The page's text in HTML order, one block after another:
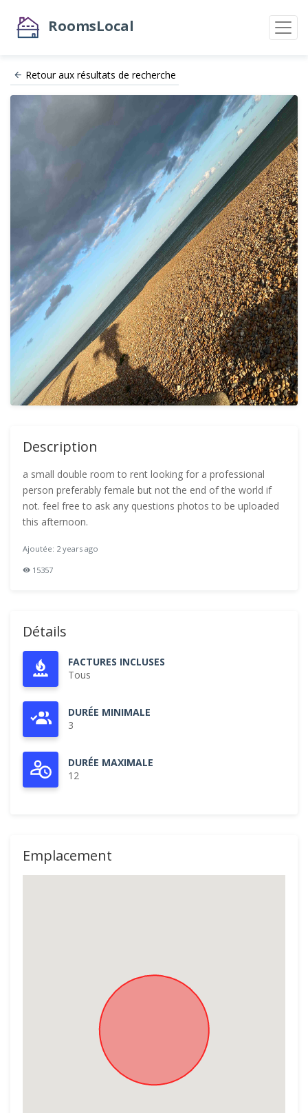
RoomsLocal
Retour aux résultats de recherche
Description
a small double room to rent looking for a professional
person preferably female but not the end of the world if
not. feel free to ask any questions photos to be uploaded
this afternoon.
Ajoutée: 2 years ago
15357
Détails
FACTURES INCLUSES
Tous
DURÉE MINIMALE
3
DURÉE MAXIMALE
12
Emplacement